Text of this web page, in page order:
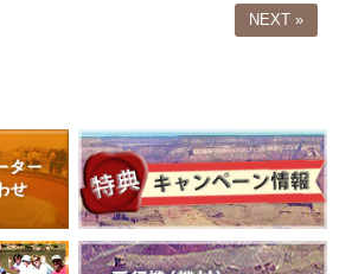
NEXT »